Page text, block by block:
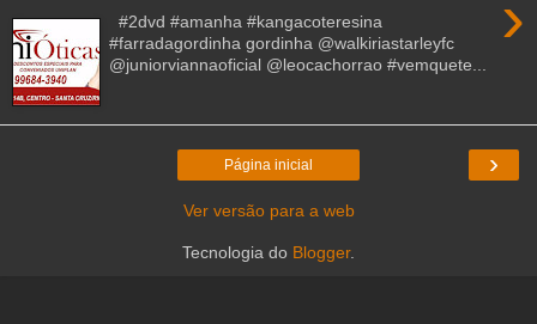
›
#2dvd #amanha #kangacoteresina
#farradagordinha gordinha @walkiriastarleyfc
@juniorviannaoficial @leocachorrao #vemquete...
›
Página inicial
Ver versão para a web
Tecnologia do Blogger.